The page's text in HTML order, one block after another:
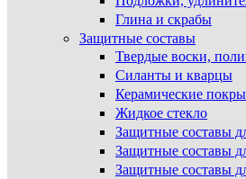
Глина и скрабы
Защитные составы
Твердые воски,
Силанты и кварцы
Керамические
Жидкое стекло
Защитные составы
Защитные составы
Защитные составы